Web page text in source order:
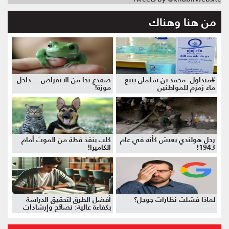
من هنا وهناك
#متداول: محمد بن سلمان يبيع
ماء زمزم للمواطنين
ضفدع نجا من الانقراض... داخل
موزة!
رجل هولندي يعيش كأنه في عام
1943!
كلب ينقذ قطة من الموت أمام
الكاميرا!
لماذا فشلت نظارات جوجل؟ أفضل الطرق لتحقيق الدراسة
بكفاءة عالية: نصائح وإرشادات